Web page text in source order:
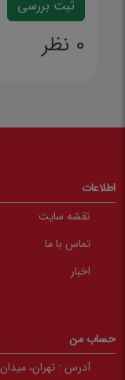
0 نظر
اطلاعات
نقشه سایت
تماس با ما
اخبار
حساب من
آدرس :